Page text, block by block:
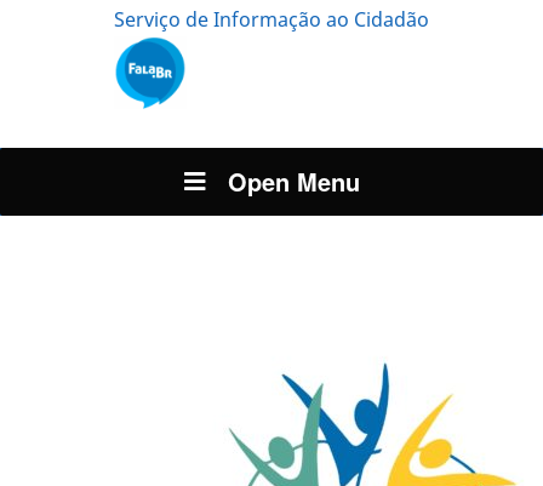
Serviço de Informação ao Cidadão
Open Menu